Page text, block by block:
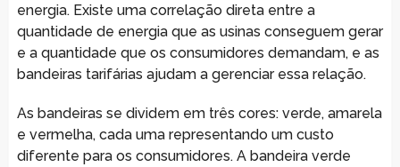
energia. Existe uma correlação direta entre a
quantidade de energia que as usinas conseguem gerar
e a quantidade que os consumidores demandam, e as
bandeiras tarifárias ajudam a gerenciar essa relação.
As bandeiras se dividem em três cores: verde, amarela
e vermelha, cada uma representando um custo
diferente para os consumidores. A bandeira verde